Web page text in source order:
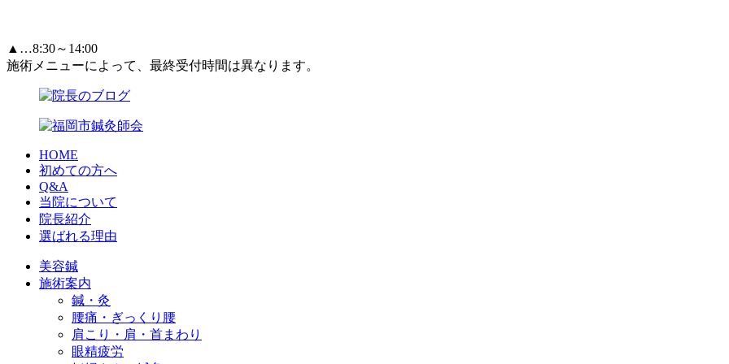
▲…8:30～14:00
施術メニューによって、最終受付時間は異なります。
HOME
初めての方へ
Q&A
当院について
院長紹介
選ばれる理由
美容鍼
施術案内
鍼・灸
腰痛・ぎっくり腰
肩こり・肩・首まわり
眼精疲労